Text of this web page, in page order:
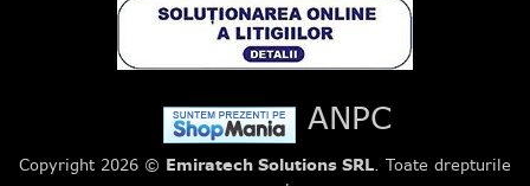
ANPC
Copyright 2026 © Emiratech Solutions SRL . Toate drepturile